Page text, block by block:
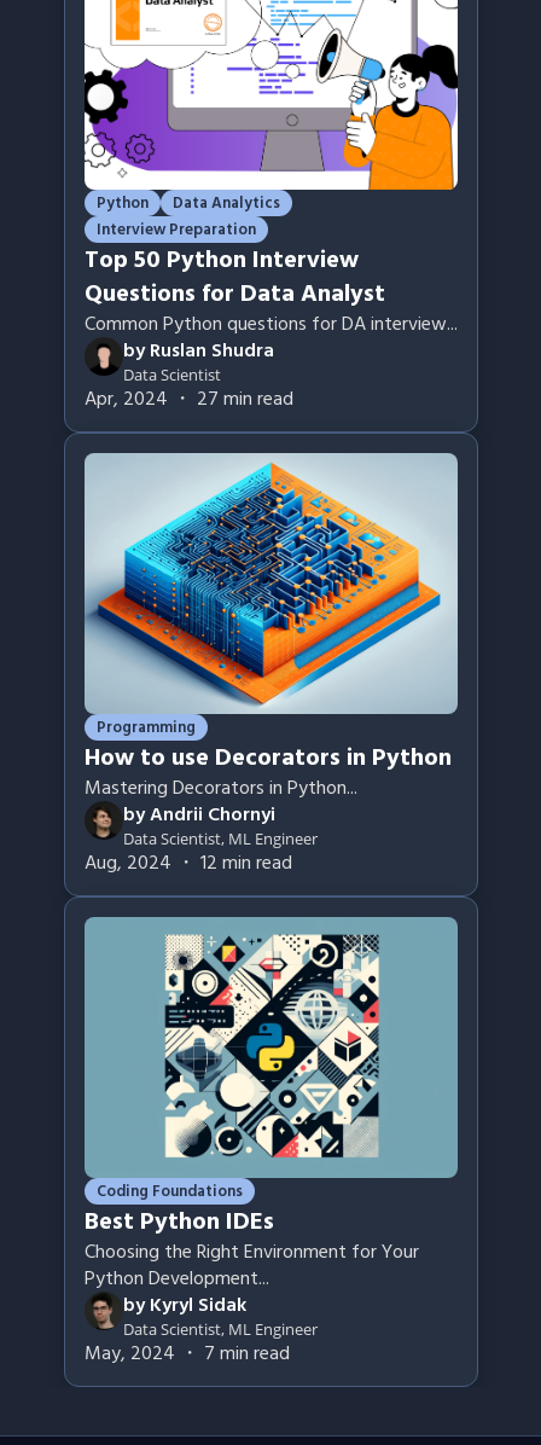
Python
Data Analytics
Interview Preparation
Top 50 Python Interview
Questions for Data Analyst
Common Python questions for DA interview...
byRuslan Shudra
Data Scientist
Apr, 2024 ・ 27min read
Programming
How to use Decorators in Python
Mastering Decorators in Python...
byAndrii Chornyi
Data Scientist, ML Engineer
Aug, 2024 ・ 12min read
Coding Foundations
Best Python IDEs
Choosing the Right Environment for Your
Python Development...
byKyryl Sidak
Data Scientist, ML Engineer
May, 2024 ・ 7min read